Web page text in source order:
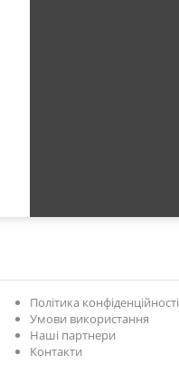
Політика конфіденційності
Умови використання
Наші партнери
Контакти